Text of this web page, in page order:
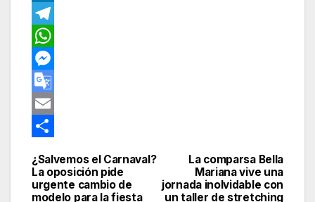
e
r
e
s
c
e
b
o
o
k
L
n
k
e
d
n
T
e
e
g
a
m
W
h
a
A
p
M
e
s
e
n
G
o
g
l
E
a
i
o
m
Navegación
de
La comparsa Bella
Mariana vive una
jornada inolvidable con
un taller de stretching
¿Salvemos el Carnaval?
La oposición pide
urgente cambio de
modelo para la fiesta